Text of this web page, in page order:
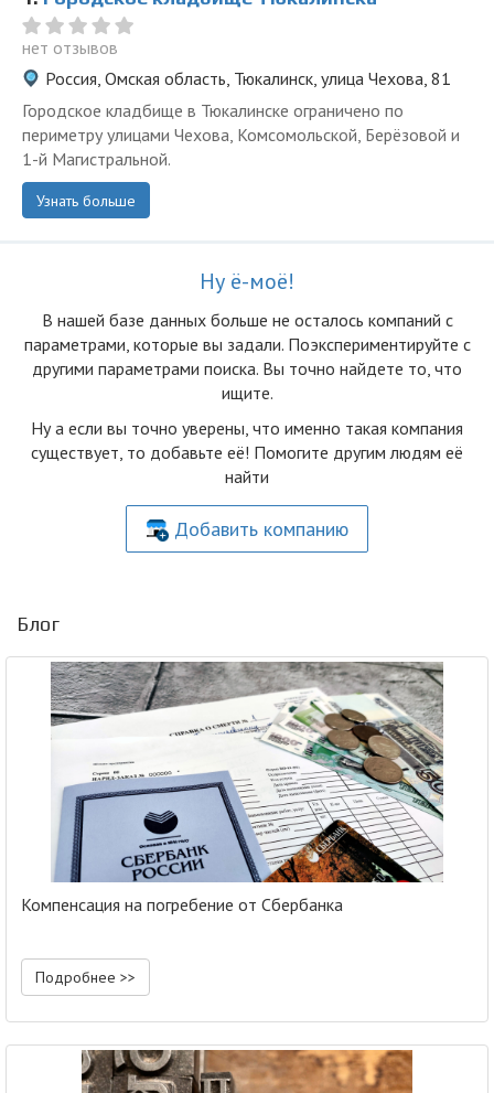
нет отзывов
Россия, Омская область, Тюкалинск, улица Чехова, 81
Городское кладбище в Тюкалинске ограничено по
периметру улицами Чехова, Комсомольской, Берёзовой и
1-й Магистральной.
Узнать больше
Ну ё-моё!
В нашей базе данных больше не осталоcь компаний с
параметрами, которые вы задали. Поэкспериментируйте с
другими параметрами поиска. Вы точно найдете то, что
ищите.
Ну а если вы точно уверены, что именно такая компания
существует, то добавьте её! Помогите другим людям её
найти
Добавить компанию
Блог
Компенсация на погребение от Сбербанка
Подробнее >>